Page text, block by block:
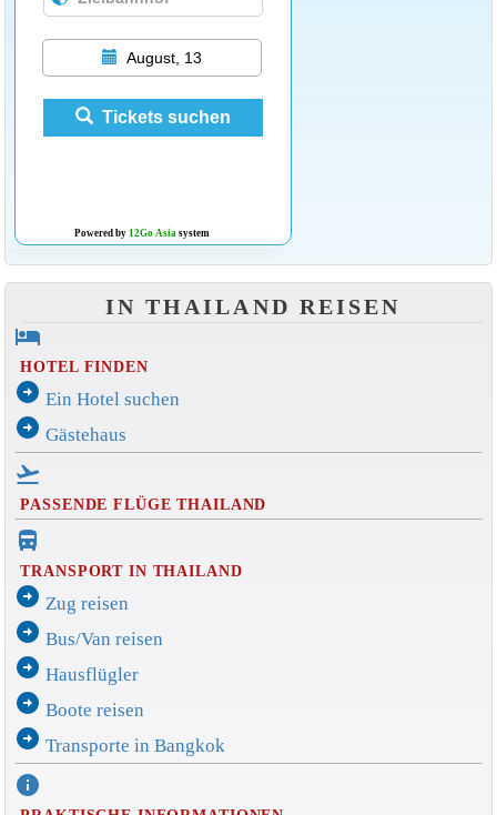
August, 13
Tickets suchen
Powered by 12Go Asiasystem
IN THAILAND REISEN
hotel
HOTEL FINDEN
arrow_circle_right Ein Hotel suchen
arrow_circle_right Gästehaus
flight_takeoff
PASSENDE FLÜGE THAILAND
directions_bus_filled
TRANSPORT IN THAILAND
arrow_circle_right Zug reisen
arrow_circle_right Bus/Van reisen
arrow_circle_right Hausflügler
arrow_circle_right Boote reisen
arrow_circle_right Transporte in Bangkok
info